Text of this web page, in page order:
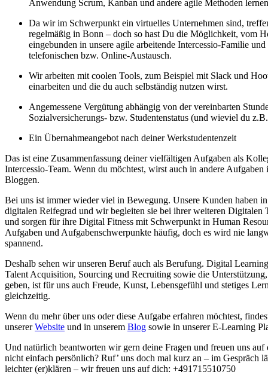
Anwendung Scrum, Kanban und andere agile Methoden
Da wir im Schwerpunkt ein virtuelles Unternehmen sind,
regelmäßig in Bonn – doch so hast Du die Möglichkeit, vom
eingebunden in unsere agile arbeitende Intercessio-Familie
telefonischen bzw. Online-Austausch.
Wir arbeiten mit coolen Tools, zum Beispiel mit Slack und
einarbeiten und die du auch selbständig nutzen wirst.
Angemessene Vergütung abhängig von der vereinbarten
Sozialversicherungs- bzw. Studentenstatus (und wieviel du
Ein Übernahmeangebot nach deiner Werkstudentenzeit
Das ist eine Zusammenfassung deiner vielfältigen Aufgaben als
Intercessio-Team. Wenn du möchtest, wirst auch in andere Aufgaben
Bloggen.
Bei uns ist immer wieder viel in Bewegung. Unsere Kunden haben
digitalen Reifegrad und wir begleiten sie bei ihrer weiteren Digitalen
und sorgen für ihre Digital Fitness mit Schwerpunkt in Human
Aufgaben und Aufgabenschwerpunkte häufig, doch es wird nie
spannend.
Deshalb sehen wir unseren Beruf auch als Berufung. Digital
Talent Acquisition, Sourcing und Recruiting sowie die
geben, ist für uns auch Freude, Kunst, Lebensgefühl und stetiges
gleichzeitig.
Wenn du mehr über uns oder diese Aufgabe erfahren möchtest,
unsererWebsite und in unserem Blog sowie in unserer E-Learning
Und natürlich beantworten wir gern deine Fragen und freuen uns auf
nicht einfach persönlich? Ruf’ uns doch mal kurz an – im Gespräch
leichter (er)klären – wir freuen uns auf dich: +491715510750